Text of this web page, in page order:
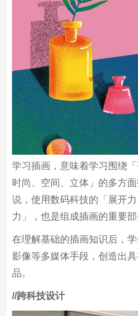
学习插画，意味着学习围绕
时尚、空间、立体」的多方
力」，也是组成插画的重要
在理解基础的插画知识后，
品。